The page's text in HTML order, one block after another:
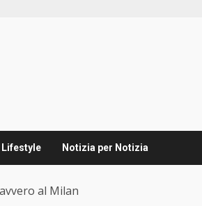
Lifestyle Notizia per Notizia
al Milan